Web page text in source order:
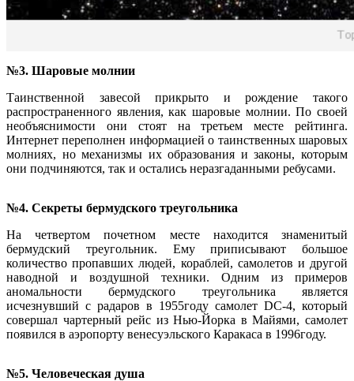
№3. Шаровые молнии
Таинственной завесой прикрыто и рождение такого
распространенного явления, как шаровые молнии. По своей
необъяснимости они стоят на третьем месте рейтинга.
Интернет переполнен информацией о таинственных шаровых
молниях, но механизмы их образования и законы, которым
они подчиняются, так и остались неразгаданными ребусами.
№4. Секреты бермудского треугольника
На четвертом почетном месте находится знаменитый
бермудский треугольник. Ему приписывают большое
количество пропавших людей, кораблей, самолетов и другой
наводной и воздушной техники. Одним из примеров
аномальности бермудского треугольника является
исчезнувший с радаров в 1955году самолет DC-4, который
совершал чартерный рейс из Нью-Йорка в Майями, самолет
появился в аэропорту венесуэльского Каракаса в 1996году.
№5. Человеческая душа